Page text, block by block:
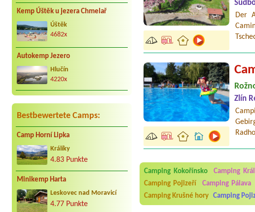
Kemp Úštěk u jezera Chmelař
Úštěk
4682x
Autokemp Jezero
Hlučín
4220x
Bestbewertete Camps:
Camp Horní Lipka
Králíky
4.83 Punkte
Minikemp Harta
Leskovec nad Moravicí
4.77 Punkte
Der
Zlín
Camping Kokořínsko Camping
Camping Pojizeří
Camping Pálava
Camping Krušné hory
Camping
Aneta Melicharová***
utěrky, což při množství návštěvníků
velice zklamalo byl celodenní hluk z
jak na pouti- z každého koutu hrála
Jana*****
Chtěli jsme být týden,byli jsme dva.